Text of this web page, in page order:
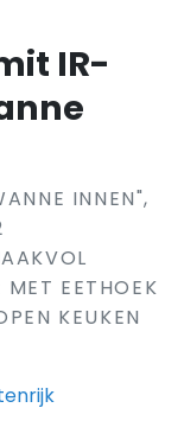
IR-
INNEN",
EETHOEK
KEUKEN